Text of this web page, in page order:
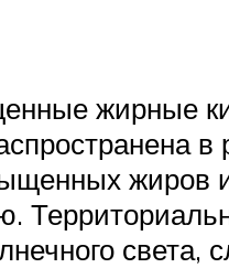
жирные
в
жиров
света,